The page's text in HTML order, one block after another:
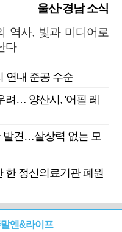
울산·경남 소식
역사, 빛과 미디어로
다
연내 준공 수순
려… 양산시, '어필 레
발견…살상력 없는 모
한 정신의료기관 폐원
엔&라이프